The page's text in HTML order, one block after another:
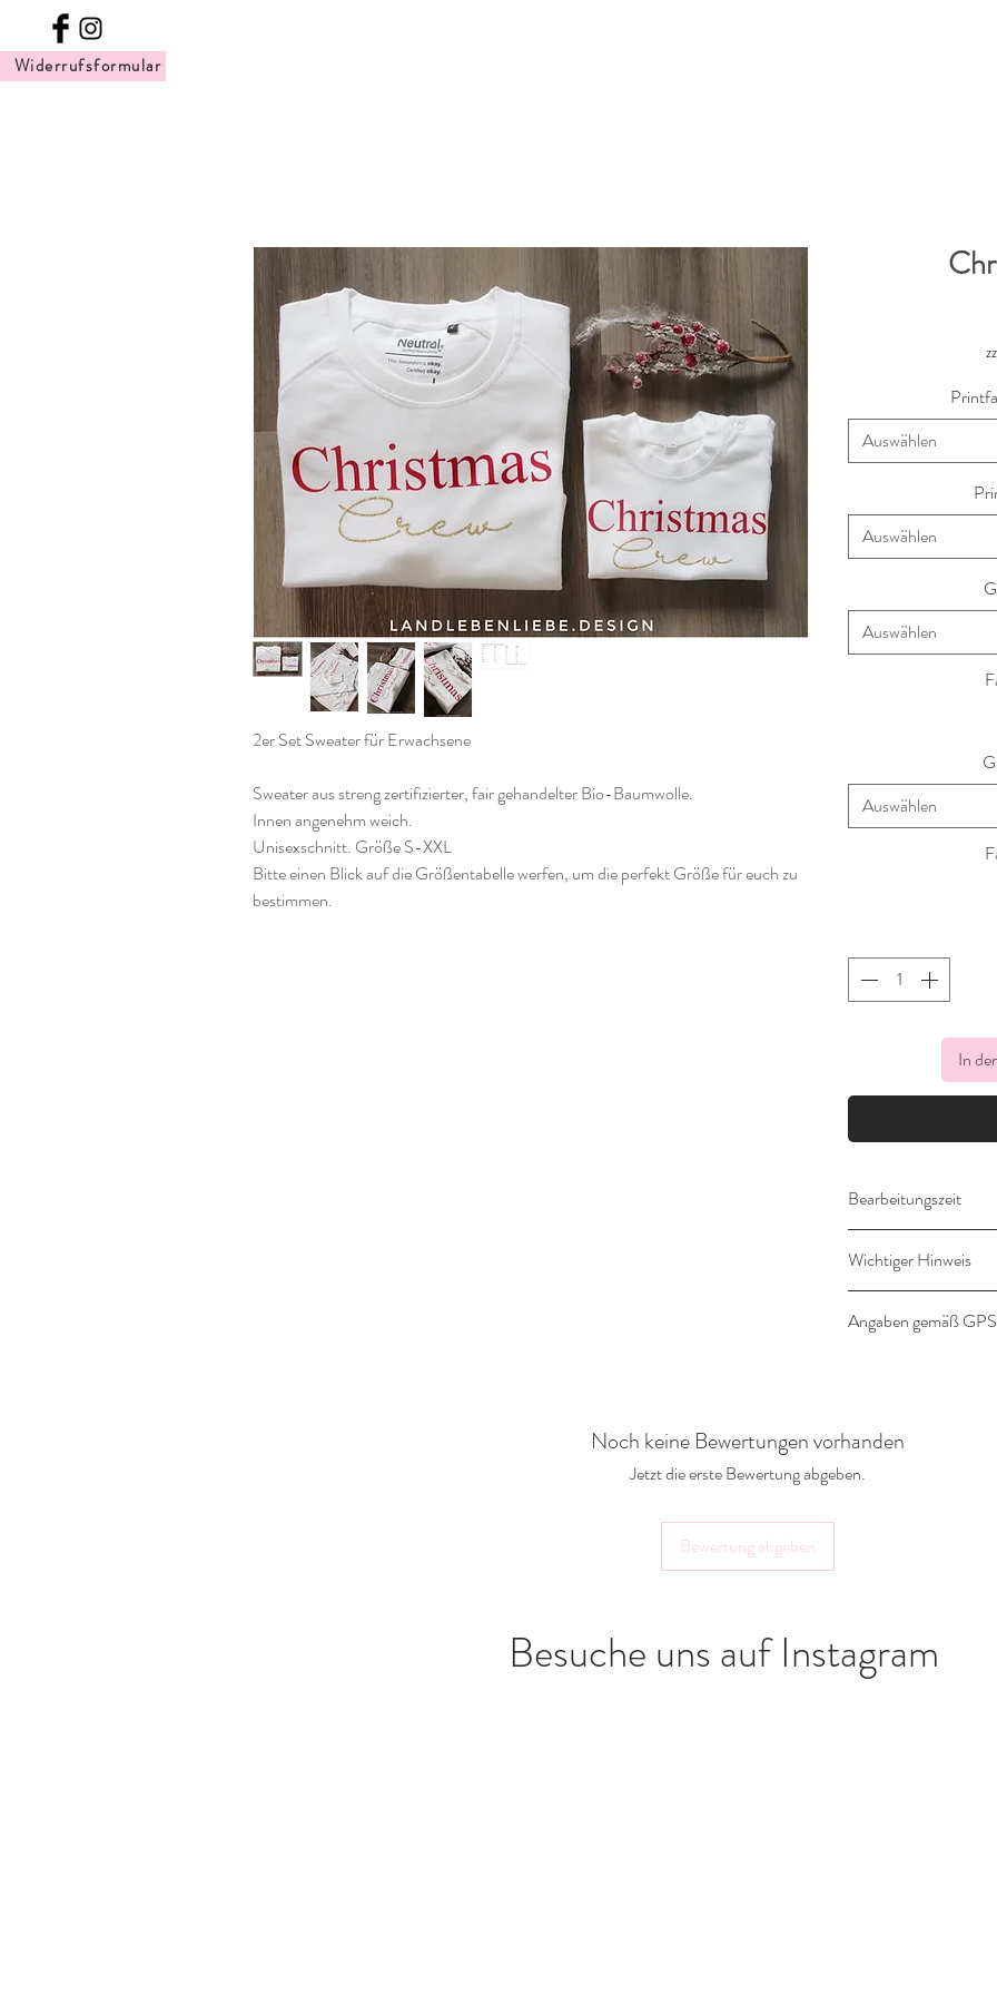
Widerrufsformular
2er Set Sweater für Erwachsene
Sweater aus streng zertifizierter, fair gehandelter Bio-Baumwolle.
Innen angenehm weich.
Unisexschnitt. Größe S-XXL
Bitte einen Blick auf die Größentabelle werfen, um die perfekt Größe für euch zu
bestimmen.
Auswählen
Auswählen
Auswählen
Auswählen
In
Bearbeitungszeit
Wichtiger Hinweis
Umtausch ist daher
Angaben gemäß
Landlebenliebe
Gräfter Weg 18a
Noch keine Bewertungen vorhanden
Jetzt die erste Bewertung abgeben.
Bewertung abgeben
Besuche uns auf Instagram